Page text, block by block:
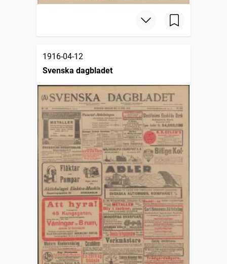
1916-04-12
Svenska dagbladet